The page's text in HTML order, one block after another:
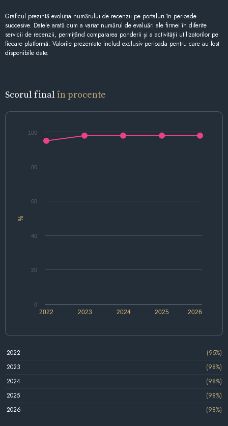
Graficul prezintă evoluția numărului de recenzii pe portaluri în perioade
succesive. Datele arată cum a variat numărul de evaluări ale firmei în diferite
servicii de recenzii, permițând compararea ponderii și a activității utilizatorilor pe
fiecare platformă. Valorile prezentate includ exclusiv perioada pentru care au fost
disponibile date.
Scorul final în procente
%
2022 2024 2026
2023 2025
0
20
40
60
80
100
2022
(95%)
2023
(98%)
2024
(98%)
2025
(98%)
2026
(98%)